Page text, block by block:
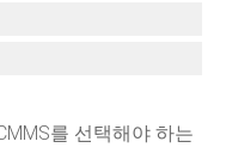
를 선택해야 하는